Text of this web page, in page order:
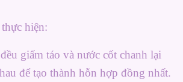
thực hiện:
giấm táo và nước cốt chanh lại
để tạo thành hỗn hợp đồng nhất.